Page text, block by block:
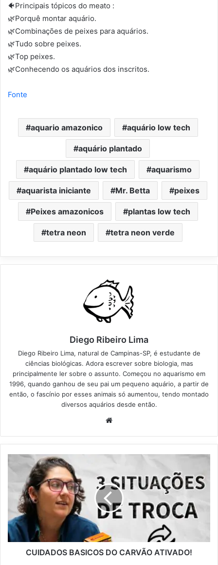
🐠Principais tópicos do meato :
🌿Porquê montar aquário.
🌿Combinações de peixes para aquários.
🌿Tudo sobre peixes.
🌿Top peixes.
🌿Conhecendo os aquários dos inscritos.
Fonte
aquario amazonico aquário low tech
aquário plantado
aquário plantado low tech aquarismo
aquarista iniciante Mr. Betta peixes
Peixes amazonicos plantas low tech
tetra neon tetra neon verde
Diego Ribeiro Lima
Diego Ribeiro Lima, natural de Campinas-SP, é estudante de
ciências biológicas. Adora escrever sobre biologia, mas
principalmente ler sobre o assunto. Começou no aquarismo em
1996, quando ganhou de seu pai um pequeno aquário, a partir de
então, o fascínio por esses animais só aumentou, tendo montado
diversos aquários desde então.
Website
CUIDADOS BASICOS DO CARVÃO ATIVADO!